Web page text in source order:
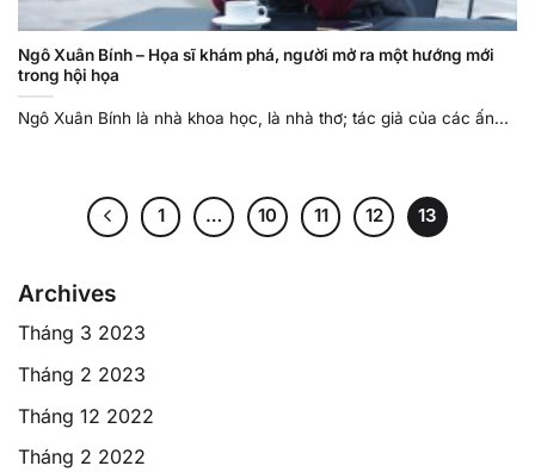
Ngô Xuân Bính – Họa sĩ khám phá, người mở ra một hướng mới
trong hội họa
Ngô Xuân Bính là nhà khoa học, là nhà thơ; tác giả của các ấn...
1 … 10 11 12 13
Archives
Tháng 3 2023
Tháng 2 2023
Tháng 12 2022
Tháng 2 2022